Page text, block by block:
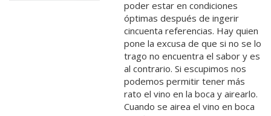
poder estar en condiciones
óptimas después de ingerir
cincuenta referencias. Hay quien
pone la excusa de que si no se lo
trago no encuentra el sabor y es
al contrario. Si escupimos nos
podemos permitir tener más
rato el vino en la boca y airearlo.
Cuando se airea el vino en boca